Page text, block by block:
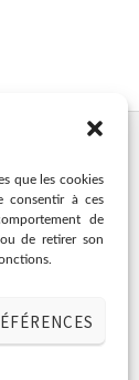
que les cookies
consentir à ces
de
de retirer son